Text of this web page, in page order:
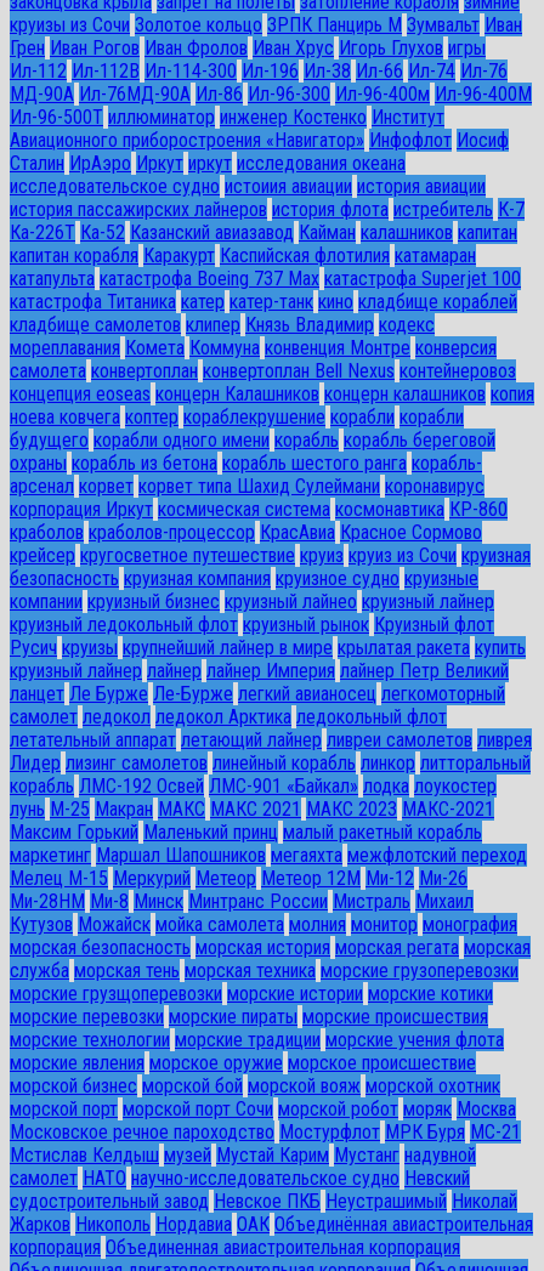
круизы из Сочи Золотое кольцо ЗРПК Панцирь М Зумвальт Иван
Грен Иван Рогов Иван Фролов Иван Хрус Игорь Глухов игры
Ил-112 Ил-112В Ил-114-300 Ил-196 Ил-38 Ил-66 Ил-74 Ил-76
МД-90А Ил-76МД-90А Ил-86 Ил-96-300 Ил-96-400м Ил-96-400М
Ил-96-500Т иллюминатор инженер Костенко Институт
Авиационного приборостроения «Навигатор» Инфофлот Иосиф
Сталин ИрАэро Иркут иркут исследования океана
исследовательское судно истоиия авиации история авиации
история пассажирских лайнеров история флота истребитель К-7
Ка-226Т Ка-52 Казанский авиазавод Кайман калашников капитан
капитан корабля Каракурт Каспийская флотилия катамаран
катапульта катастрофа Boeing 737 Max катастрофа Superjet 100
катастрофа Титаника катер катер-танк кино кладбище кораблей
кладбище самолетов клипер Князь Владимир кодекс
мореплавания Комета Коммуна конвенция Монтре конверсия
самолета конвертоплан конвертоплан Bell Nexus контейнеровоз
концепция eoseas концерн Калашников концерн калашников копия
ноева ковчега коптер кораблекрушение корабли корабли
будущего корабли одного имени корабль корабль береговой
охраны корабль из бетона корабль шестого ранга корабль-
арсенал корвет корвет типа Шахид Сулеймани коронавирус
корпорация Иркут космическая система космонавтика КР-860
краболов краболов-процессор КрасАвиа Красное Сормово
крейсер кругосветное путешествие круиз круиз из Сочи круизная
безопасность круизная компания круизное судно круизные
компании круизный бизнес круизный лайнео круизный лайнер
круизный ледокольный флот круизный рынок Круизный флот
Русич круизы крупнейший лайнер в мире крылатая ракета купить
круизный лайнер лайнер лайнер Империя лайнер Петр Великий
ланцет Ле Бурже Ле-Бурже легкий авианосец легкомоторный
самолет ледокол ледокол Арктика ледокольный флот
летательный аппарат летающий лайнер ливреи самолетов ливрея
Лидер лизинг самолетов линейный корабль линкор литторальный
корабль ЛМС-192 Освей ЛМС-901 «Байкал» лодка лоукостер
лунь М-25 Макран МАКС МАКС 2021 МАКС 2023 МАКС-2021
Максим Горький Маленький принц малый ракетный корабль
маркетинг Маршал Шапошников мегаяхта межфлотский переход
Мелец М-15 Меркурий Метеор Метеор 12М Ми-12 Ми-26
Ми-28HM Ми-8 Минск Минтранс России Мистраль Михаил
Кутузов Можайск мойка самолета молния монитор монография
морская безопасность морская история морская регата морская
служба морская тень морская техника морские грузоперевозки
морские грузщоперевозки морские истории морские котики
морские перевозки морские пираты морские происшествия
морские технологии морские традиции морские учения флота
морские явления морское оружие морское происшествие
морской бизнес морской бой морской вояж морской охотник
морской порт морской порт Сочи морской робот моряк Москва
Московское речное пароходство Мостурфлот МРК Буря МС-21
Мстислав Келдыш музей Мустай Карим Мустанг надувной
самолет НАТО научно-исследовательское судно Невский
судостроительный завод Невское ПКБ Неустрашимый Николай
Жарков Никополь Нордавиа ОАК Объединённая авиастроительная
корпорация Объединенная авиастроительная корпорация